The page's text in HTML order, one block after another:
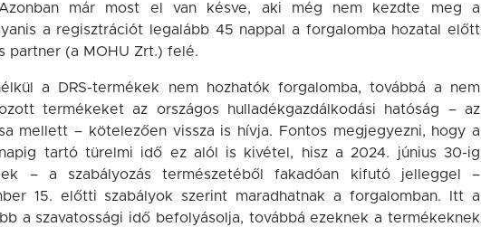
már most el van késve, aki még nem kezdte meg a
a regisztrációt legalább 45 nappal a forgalomba hozatal előtt
partner (a MOHU Zrt.) felé.
a DRS-termékek nem hozhatók forgalomba, továbbá a nem
termékeket az országos hulladékgazdálkodási hatóság – az
mellett – kötelezően vissza is hívja. Fontos megjegyezni, hogy a
tartó türelmi idő ez alól is kivétel, hisz a 2024. június 30-ig
– a szabályozás természetéből fakadóan kifutó jelleggel –
15. előtti szabályok szerint maradhatnak a forgalomban. Itt a
a szavatossági idő befolyásolja, továbbá ezeknek a termékeknek